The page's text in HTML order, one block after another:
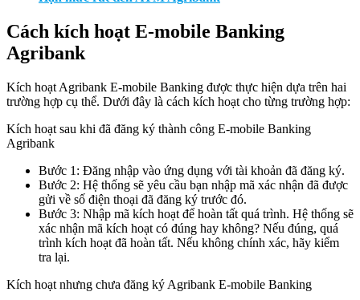
Cách kích hoạt E-mobile Banking
Agribank
Kích hoạt Agribank E-mobile Banking được thực hiện dựa trên hai
trường hợp cụ thể. Dưới đây là cách kích hoạt cho từng trường hợp:
Kích hoạt sau khi đã đăng ký thành công E-mobile Banking
Agribank
Bước 1: Đăng nhập vào ứng dụng với tài khoản đã đăng ký.
Bước 2: Hệ thống sẽ yêu cầu bạn nhập mã xác nhận đã được
gửi về số điện thoại đã đăng ký trước đó.
Bước 3: Nhập mã kích hoạt để hoàn tất quá trình. Hệ thống sẽ
xác nhận mã kích hoạt có đúng hay không? Nếu đúng, quá
trình kích hoạt đã hoàn tất. Nếu không chính xác, hãy kiểm
tra lại.
Kích hoạt nhưng chưa đăng ký Agribank E-mobile Banking